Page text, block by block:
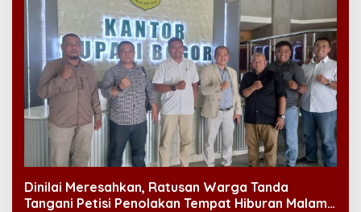
Dinilai Meresahkan, Ratusan Warga Tanda
Tangani Petisi Penolakan Tempat Hiburan Malam